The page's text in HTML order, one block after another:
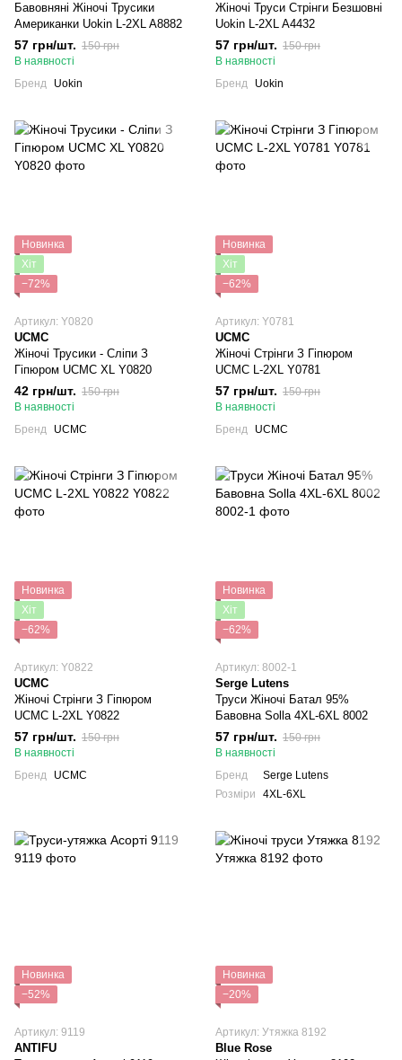
Бавовняні Жіночі Трусики
Американки Uokin L-2XL A8882
57 грн/шт. 150 грн
В наявності
Бренд
Uokin
Жіночі Труси Стрінги Безшовні
Uokin L-2XL A4432
57 грн/шт. 150 грн
В наявності
Бренд
Uokin
Новинка
Хіт
−72%
Артикул: Y0820
UCMC
Жіночі Трусики - Сліпи З
Гіпюром UCMC XL Y0820
42 грн/шт. 150 грн
В наявності
Бренд
UCMC
Новинка
Хіт
−62%
Артикул: Y0781
UCMC
Жіночі Стрінги З Гіпюром
UCMC L-2XL Y0781
57 грн/шт. 150 грн
В наявності
Бренд
UCMC
Новинка
Хіт
−62%
Артикул: Y0822
UCMC
Жіночі Стрінги З Гіпюром
UCMC L-2XL Y0822
57 грн/шт. 150 грн
В наявності
Бренд
UCMC
Новинка
Хіт
−62%
Артикул: 8002-1
Serge Lutens
Труси Жіночі Батал 95%
Бавовна Solla 4XL-6XL 8002
57 грн/шт. 150 грн
В наявності
Бренд
Serge Lutens
Розміри
4XL-6XL
Новинка
−52%
Артикул: 9119
ANTIFU
Новинка
−20%
Артикул: Утяжка 8192
Blue Rose